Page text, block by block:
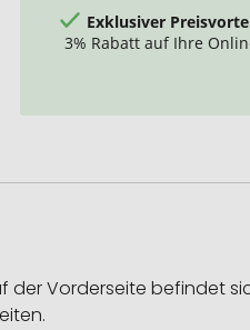
Exklusiver
3% Rabatt auf Ihre
der Vorderseite befindet